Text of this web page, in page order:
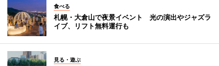
食べる
札幌・大倉山で夜景イベント 光の演出やジャズラ
イブ、リフト無料運行も
見る・遊ぶ